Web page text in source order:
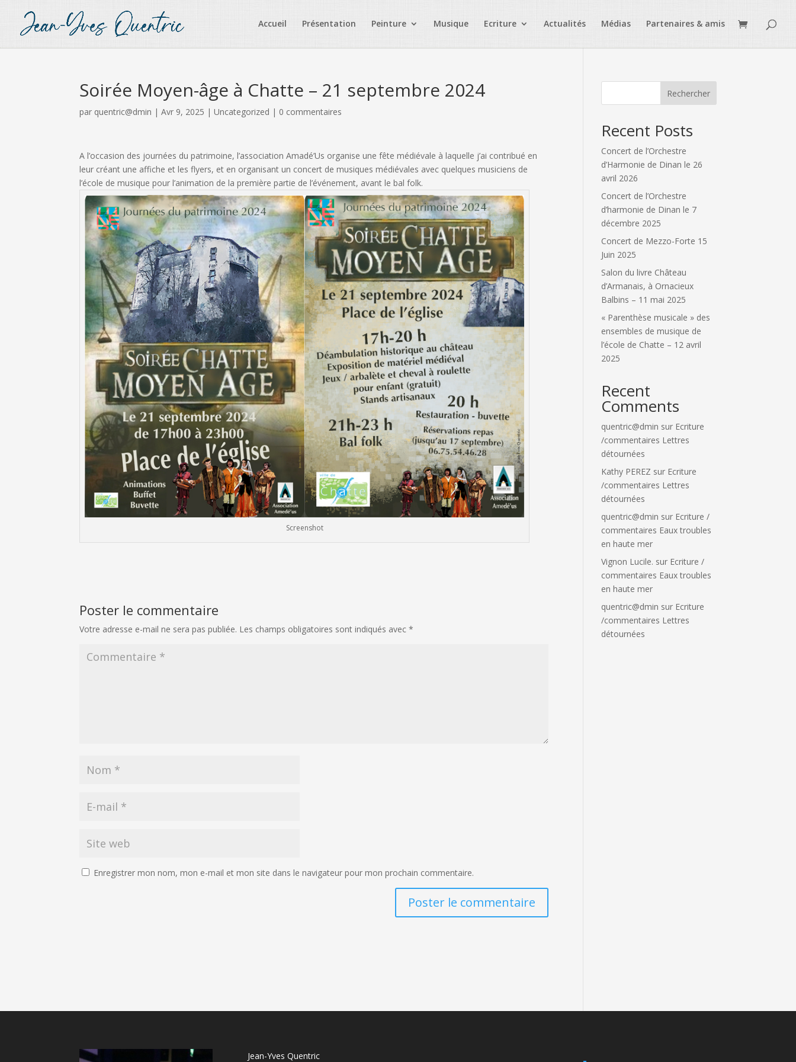
Accueil Présentation Peinture Musique Ecriture Actualités Médias Partenaires & amis
Soirée Moyen-âge à Chatte – 21 septembre 2024
par quentric@dmin |Avr 9, 2025 |Uncategorized | 0 commentaires
A l’occasion des journées du patrimoine, l’association Amadé’Us organise une fête médiévale à laquelle j’ai contribué en
leur créant une affiche et les flyers, et en organisant un concert de musiques médiévales avec quelques musiciens de
l’école de musique pour l’animation de la première partie de l’événement, avant le bal folk.
Screenshot
Poster le commentaire
Votre adresse e-mail ne sera pas publiée. Les champs obligatoires sont indiqués avec*
Enregistrer mon nom, mon e-mail et mon site dans le navigateur pour mon prochain commentaire.
Rechercher
Recent Posts
Concert de l’Orchestre
d’Harmonie de Dinan le 26
avril 2026
Concert de l’Orchestre
d’harmonie de Dinan le 7
décembre 2025
Concert de Mezzo-Forte 15
Juin 2025
Salon du livre Château
d’Armanais, à Ornacieux
Balbins – 11 mai 2025
« Parenthèse musicale » des
ensembles de musique de
l’école de Chatte – 12 avril
2025
Recent
Comments
quentric@dmin sur Ecriture
/commentaires Lettres
détournées
Kathy PEREZ sur Ecriture
/commentaires Lettres
détournées
quentric@dmin sur Ecriture /
commentaires Eaux troubles
en haute mer
Vignon Lucile. sur Ecriture /
commentaires Eaux troubles
en haute mer
quentric@dmin sur Ecriture
/commentaires Lettres
détournées
Jean-Yves Quentric